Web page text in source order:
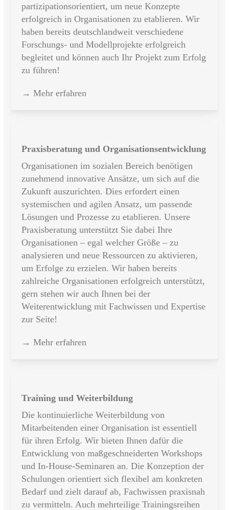
partizipationsorientiert, um neue Konzepte
erfolgreich in Organisationen zu etablieren. Wir
haben bereits deutschlandweit verschiedene
Forschungs- und Modellprojekte erfolgreich
begleitet und können auch Ihr Projekt zum Erfolg
zu führen!
→ Mehr erfahren
Praxisberatung und Organisationsentwicklung
Organisationen im sozialen Bereich benötigen
zunehmend innovative Ansätze, um sich auf die
Zukunft auszurichten. Dies erfordert einen
systemischen und agilen Ansatz, um passende
Lösungen und Prozesse zu etablieren. Unsere
Praxisberatung unterstützt Sie dabei Ihre
Organisationen – egal welcher Größe – zu
analysieren und neue Ressourcen zu aktivieren,
um Erfolge zu erzielen. Wir haben bereits
zahlreiche Organisationen erfolgreich unterstützt,
gern stehen wir auch Ihnen bei der
Weiterentwicklung mit Fachwissen und Expertise
zur Seite!
→ Mehr erfahren
Training und Weiterbildung
Die kontinuierliche Weiterbildung von
Mitarbeitenden einer Organisation ist essentiell
für ihren Erfolg. Wir bieten Ihnen dafür die
Entwicklung von maßgeschneiderten Workshops
und In-House-Seminaren an. Die Konzeption der
Schulungen orientiert sich flexibel am konkreten
Bedarf und zielt darauf ab, Fachwissen praxisnah
zu vermitteln. Auch mehrteilige Trainingsreihen